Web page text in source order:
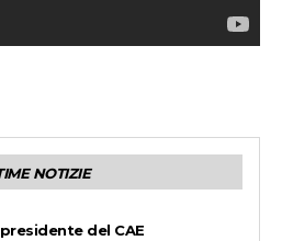
NOTIZIE
del CAE